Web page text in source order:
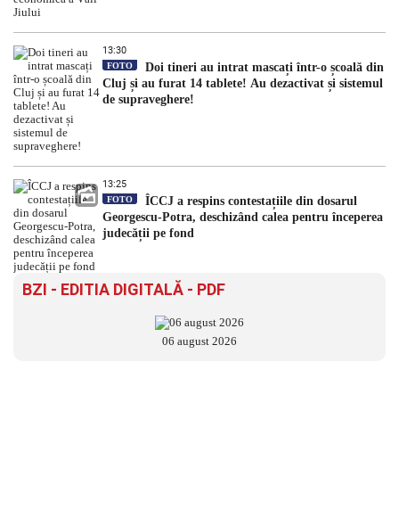
13:30
FOTO
Doi tineri au intrat mascați într-o școală din
Cluj și au furat 14 tablete! Au dezactivat și sistemul
de supraveghere!
13:25
FOTO
ÎCCJ a respins contestațiile din dosarul
Georgescu-Potra, deschizând calea pentru începerea
judecății pe fond
BZI - EDITIA DIGITALĂ - PDF
06 august 2026